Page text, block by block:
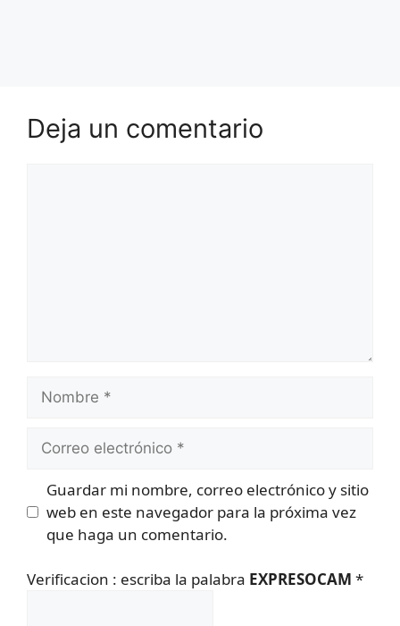
Deja un comentario
electrónico
Guardar mi nombre, correo electrónico y sitio
web en este navegador para la próxima vez
que haga un comentario.
Verificacion : escriba la palabra EXPRESOCAM *